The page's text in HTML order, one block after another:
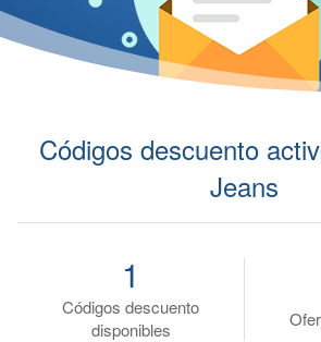
Códigos descuento
Jeans
Códigos descuento
disponibles
1